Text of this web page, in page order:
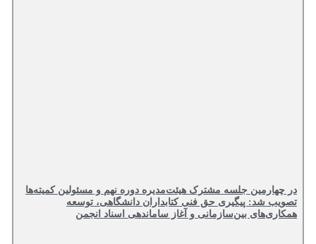
در چهارمین جلسه مشترک هیئت‌مدیره دوره نهم و مسئولین کمیته‌ها
تصویب شد: پیگیری حق فنی کتابداران دانشگاهی، توسعه
همکاری‌های بین‌سازمانی و آغاز ساماندهی اسناد انجمن